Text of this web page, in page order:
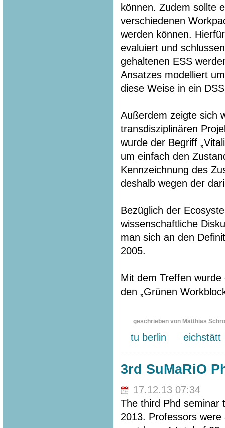
können. Zudem sollte
verschiedenen
werden können.
evaluiert und
gehaltenen ESS
Ansatzes modelliert
diese Weise in ein
Außerdem zeigte sich
transdisziplinären
wurde der Begriff
um einfach den
Kennzeichnung des
deshalb wegen der
Bezüglich der
wissenschaftliche
man sich an den
2005.
Mit dem Treffen
den „Grünen
geschrieben von Matthias
tu berlin eichstätt
3rd SuMaRiO
17.12.13 07:34
The third Phd seminar
2013. Professors